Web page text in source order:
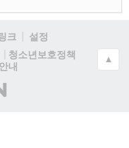
크
설정
청소년보호정책
내
▲